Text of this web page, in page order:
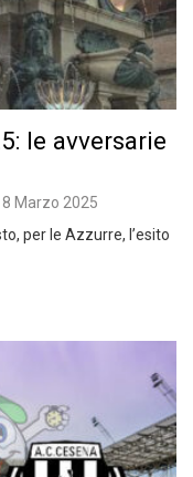
le avversarie
8 Marzo 2025
per le Azzurre, l’esito